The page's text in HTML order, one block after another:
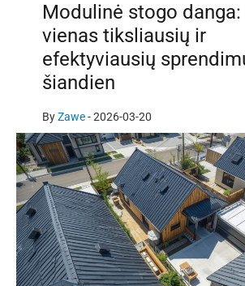
Modulinė stogo
vienas tiksliausių ir
efektyviausių
šiandien
ByZawe-2026-03-20